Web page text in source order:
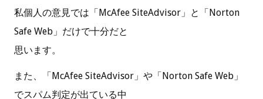
私個人の意見では「McAfee SiteAdvisor」と「Norton
Safe Web」だけで十分だと
思います。
また、「McAfee SiteAdvisor」や「Norton Safe Web」
でスパム判定が出ている中